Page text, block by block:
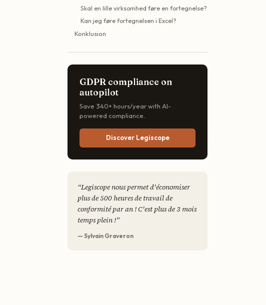
Skal en lille virksomhed føre en fortegnelse?
Kan jeg føre fortegnelsen i Excel?
Konklusion
GDPR compliance on
autopilot
Save 340+ hours/year with AI-
powered compliance.
Discover Legiscope
“Legiscope nous permet d'économiser
plus de 500 heures de travail de
conformité par an ! C'est plus de 3 mois
temps plein !”
— Sylvain Graveron